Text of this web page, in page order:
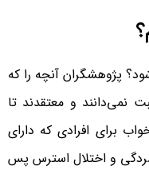
پژوهشگران آنچه را که
و معتقدند تا
برای افرادی که دارای
و اختلال استرس پس